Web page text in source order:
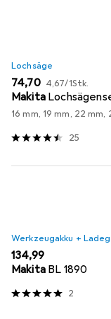
Lochsäge
EUR
74,70 EUR
4,67/1Stk.
Makita
25
Werkzeugakku +
EUR
134,99
Makita BL 1890
2